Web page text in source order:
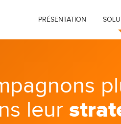
PRÉSENTATION
leur